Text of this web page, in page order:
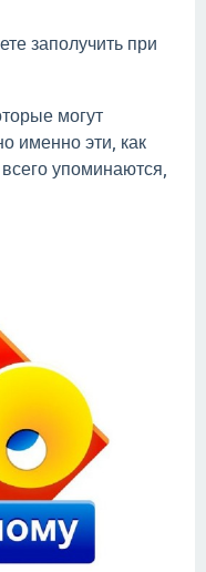
заполучить при
могут
именно эти, как
упоминаются,